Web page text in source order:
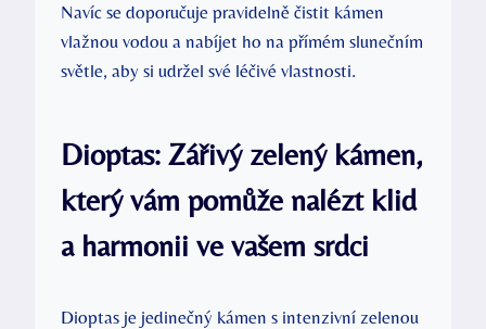
Navíc se doporučuje pravidelně čistit kámen
vlažnou vodou a nabíjet ho na přímém slunečním
světle, aby si udržel své léčivé vlastnosti.
Dioptas: Zářivý zelený kámen,
který vám pomůže nalézt klid
a harmonii ve vašem srdci
Dioptas je jedinečný kámen s intenzivní zelenou